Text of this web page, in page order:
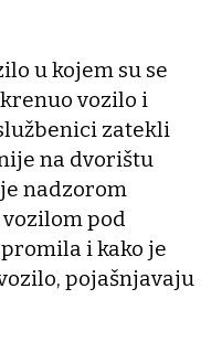
u kojem su se
vozilo i
zatekli
na dvorištu
nadzorom
pod
i kako je
pojašnjavaju